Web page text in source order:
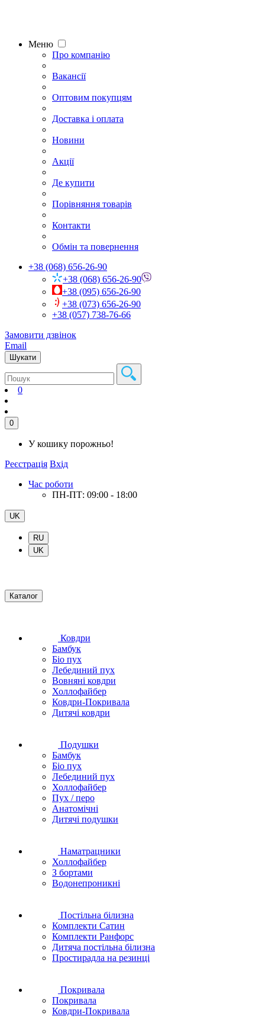
Меню
Про компанію
Вакансії
Оптовим покупцям
Доставка і оплата
Новини
Акції
Де купити
Порівняння товарів
Контакти
Обмін та повернення
+38 (068) 656-26-90
+38 (068) 656-26-90
+38 (095) 656-26-90
+38 (073) 656-26-90
+38 (057) 738-76-66
Замовити дзвінок
Email
Шукати
0
0
У кошику порожньо!
Реєстрація Вхід
Час роботи
ПН-ПТ: 09:00 - 18:00
UK
RU
UK
Каталог
Ковдри
Бамбук
Біо пух
Лебединий пух
Вовняні ковдри
Холлофайбер
Ковдри-Покривала
Дитячі ковдри
Подушки
Бамбук
Біо пух
Лебединий пух
Холлофайбер
Пух / перо
Анатомічні
Дитячі подушки
Наматрацники
Холлофайбер
З бортами
Водонепроникні
Постільна білизна
Комплекти Сатин
Комплекти Ранфорс
Дитяча постільна білизна
Простирадла на резинці
Покривала
Покривала
Ковдри-Покривала